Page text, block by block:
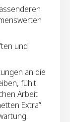
und
an die
fühlt
Arbeit
Extra“